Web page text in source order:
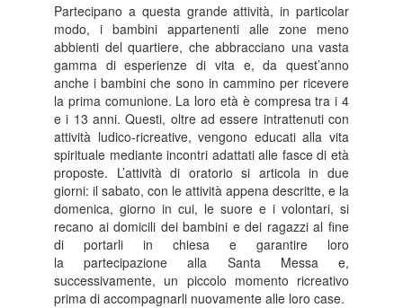
Partecipano a questa grande attività, in particolar
modo, i bambini appartenenti alle zone meno
abbienti del quartiere, che abbracciano una vasta
gamma di esperienze di vita e, da quest’anno
anche i bambini che sono in cammino per ricevere
la prima comunione. La loro età è compresa tra i 4
e i 13 anni. Questi, oltre ad essere intrattenuti con
attività ludico-ricreative, vengono educati alla vita
spirituale mediante incontri adattati alle fasce di età
proposte. L’attività di oratorio si articola in due
giorni: il sabato, con le attività appena descritte, e la
domenica, giorno in cui, le suore e i volontari, si
recano ai domicili dei bambini e dei ragazzi al fine
di portarli in chiesa e garantire loro
la partecipazione alla Santa Messa e,
successivamente, un piccolo momento ricreativo
prima di accompagnarli nuovamente alle loro case.